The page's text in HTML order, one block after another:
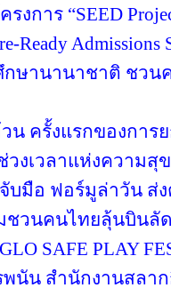
รงการ “SEED
Ready
กษานานาชาติ ชวน
วน ครั้งแรกของกา
งเวลาแห่งความสุ
จับมือ ฟอร์มูล่าวัน
ชวนคนไทยลุ้นบินลั
SAFE PLAY
นัน สำนักงานสลา